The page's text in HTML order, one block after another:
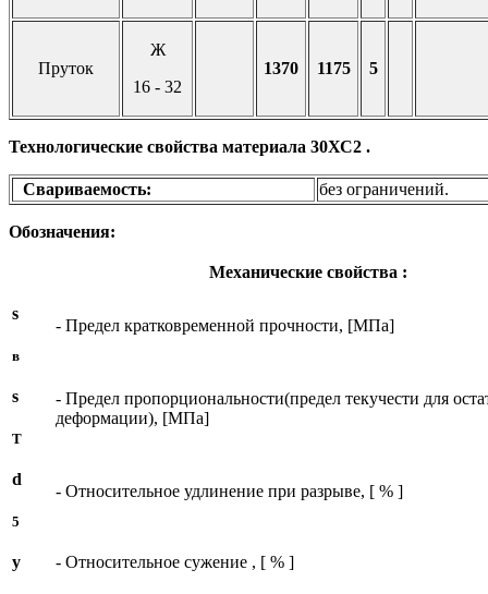
Пруток
Ж
16 - 32
1370 1175 5
Технологические свойства материала 30ХС2 .
Свариваемость: без ограничений.
Обозначения:
Механические свойства :
s
в
- Предел кратковременной прочности, [МПа]
s
T
- Предел пропорциональности(предел текучести для
деформации), [МПа]
d
5
- Относительное удлинение при разрыве, [ % ]
y - Относительное сужение , [ % ]